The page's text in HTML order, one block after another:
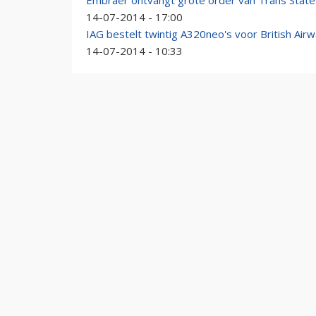
14-07-2014 - 17:00
IAG bestelt twintig A320neo's voor British
14-07-2014 - 10:33